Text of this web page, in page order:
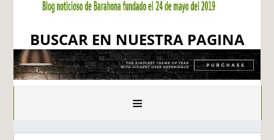
BUSCAR EN NUESTRA PAGINA
≡